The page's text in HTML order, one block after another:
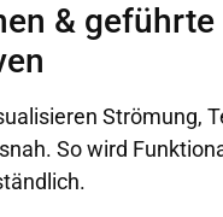
& geführte
Strömung,
So wird